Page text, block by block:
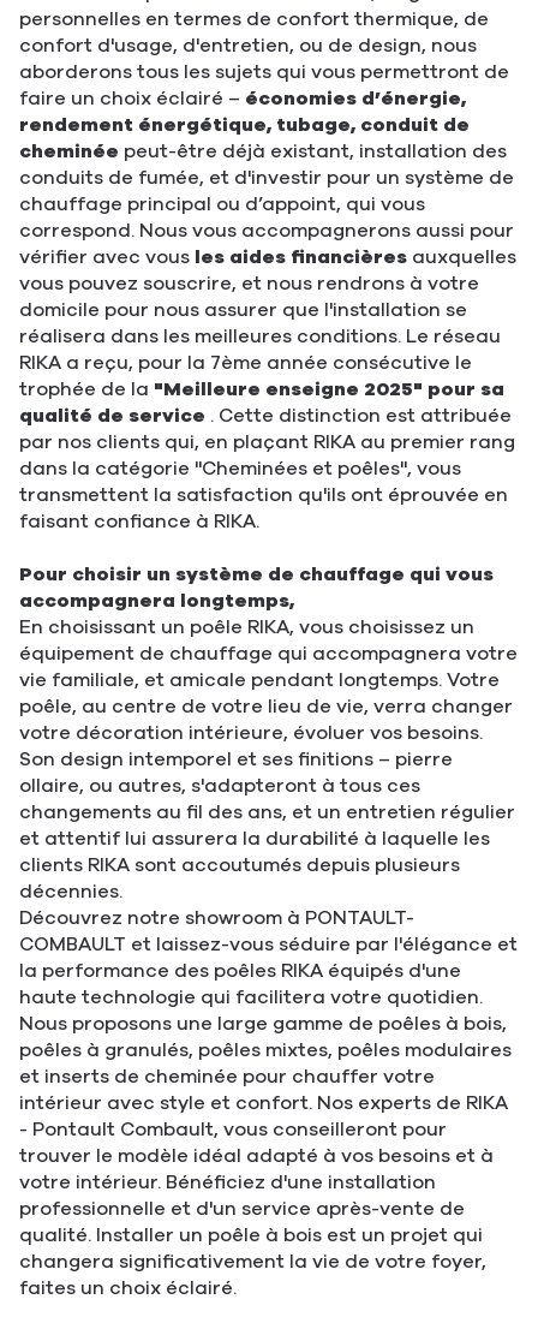
personnelles en termes de confort thermique, de
confort d'usage, d'entretien, ou de design, nous
aborderons tous les sujets qui vous permettront de
faire un choix éclairé – économies d’énergie,
rendement énergétique, tubage, conduit de
cheminée peut-être déjà existant, installation des
conduits de fumée, et d'investir pour un système de
chauffage principal ou d’appoint, qui vous
correspond. Nous vous accompagnerons aussi pour
vérifier avec vous les aides financières auxquelles
vous pouvez souscrire, et nous rendrons à votre
domicile pour nous assurer que l'installation se
réalisera dans les meilleures conditions. Le réseau
RIKA a reçu, pour la 7ème année consécutive le
trophée de la "Meilleure enseigne 2025" pour sa
qualité de service . Cette distinction est attribuée
par nos clients qui, en plaçant RIKA au premier rang
dans la catégorie "Cheminées et poêles", vous
transmettent la satisfaction qu'ils ont éprouvée en
faisant confiance à RIKA.
Pour choisir un système de chauffage qui vous
accompagnera longtemps,
En choisissant un poêle RIKA, vous choisissez un
équipement de chauffage qui accompagnera votre
vie familiale, et amicale pendant longtemps. Votre
poêle, au centre de votre lieu de vie, verra changer
votre décoration intérieure, évoluer vos besoins.
Son design intemporel et ses finitions – pierre
ollaire, ou autres, s'adapteront à tous ces
changements au fil des ans, et un entretien régulier
et attentif lui assurera la durabilité à laquelle les
clients RIKA sont accoutumés depuis plusieurs
décennies.
Découvrez notre showroom à PONTAULT-
COMBAULT et laissez-vous séduire par l'élégance et
la performance des poêles RIKA équipés d'une
haute technologie qui facilitera votre quotidien.
Nous proposons une large gamme de poêles à bois,
poêles à granulés, poêles mixtes, poêles modulaires
et inserts de cheminée pour chauffer votre
intérieur avec style et confort. Nos experts de RIKA
- Pontault Combault, vous conseilleront pour
trouver le modèle idéal adapté à vos besoins et à
votre intérieur. Bénéficiez d'une installation
professionnelle et d'un service après-vente de
qualité. Installer un poêle à bois est un projet qui
changera significativement la vie de votre foyer,
faites un choix éclairé.